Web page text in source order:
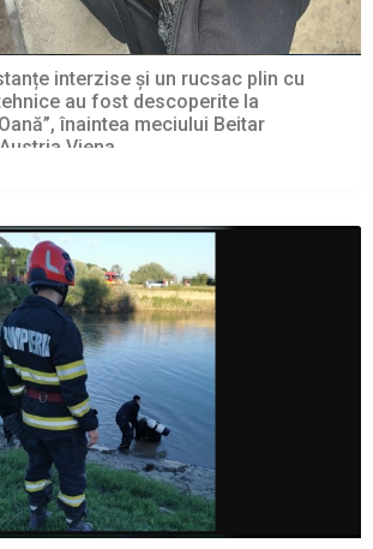
interzise și un rucsac plin cu
au fost descoperite la
înaintea meciului Beitar
Viena